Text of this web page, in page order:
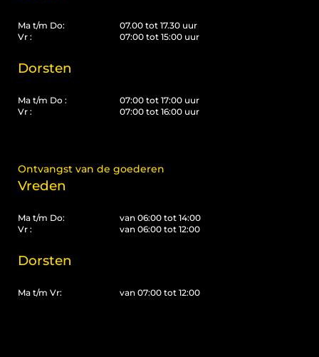
Ma t/m Do:
Vr :
07.00 tot 17.30 uur
07:00 tot 15:00 uur
Dorsten
Ma t/m Do :
Vr :
07:00 tot 17:00 uur
07:00 tot 16:00 uur
Ontvangst van de goederen
Vreden
Ma t/m Do:
Vr :
van 06:00 tot 14:00
van 06:00 tot 12:00
Dorsten
Ma t/m Vr: van 07:00 tot 12:00